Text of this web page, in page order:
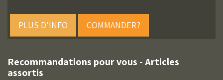
PLUS D'INFO COMMANDER?
Recommandations pour vous - Articles
assortis